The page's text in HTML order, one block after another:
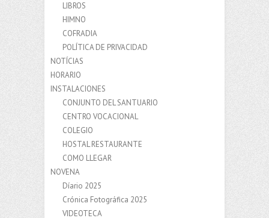
LIBROS
HIMNO
COFRADIA
POLÍTICA DE PRIVACIDAD
NOTÍCIAS
HORARIO
INSTALACIONES
CONJUNTO DEL SANTUARIO
CENTRO VOCACIONAL
COLEGIO
HOSTAL RESTAURANTE
COMO LLEGAR
NOVENA
Díario 2025
Crónica Fotográfica 2025
VIDEOTECA